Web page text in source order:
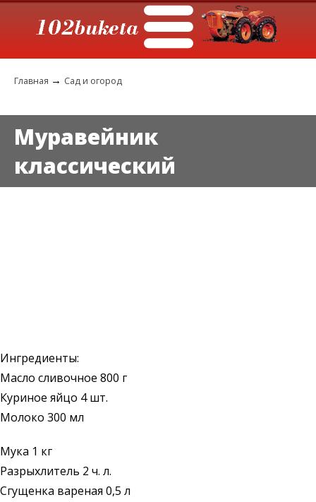
Главная → Сад и огород
Муравейник
классический
Ингредиенты:
Масло сливочное 800 г
Куриное яйцо 4 шт.
Молоко 300 мл
Мука 1 кг
Разрыхлитель 2 ч. л.
Сгущенка вареная 0,5 л